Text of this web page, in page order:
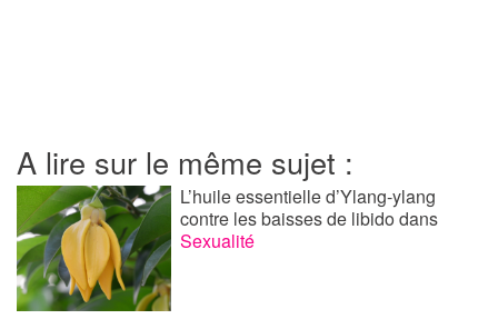
A lire sur le même sujet :
L’huile essentielle d’Ylang-ylang
contre les baisses de libidodans
Sexualité